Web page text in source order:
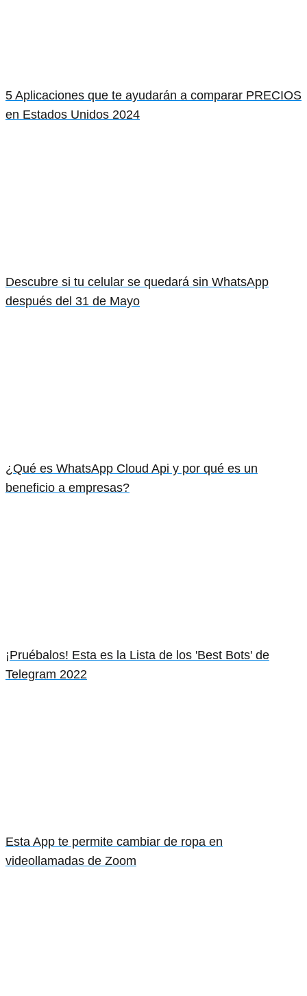
5 Aplicaciones que te ayudarán a comparar PRECIOS
en Estados Unidos 2024
Descubre si tu celular se quedará sin WhatsApp
después del 31 de Mayo
¿Qué es WhatsApp Cloud Api y por qué es un
beneficio a empresas?
¡Pruébalos! Esta es la Lista de los 'Best Bots' de
Telegram 2022
Esta App te permite cambiar de ropa en
videollamadas de Zoom